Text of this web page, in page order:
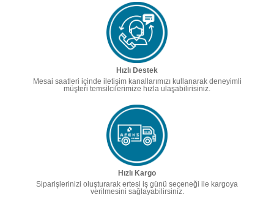
Hızlı Destek
Mesai saatleri içinde iletişim kanallarımızı kullanarak deneyimli
müşteri temsilcilerimize hızla ulaşabilirisiniz.
Hızlı Kargo
Siparişlerinizi oluşturarak ertesi iş günü seçeneği ile kargoya
verilmesini sağlayabilirsiniz.